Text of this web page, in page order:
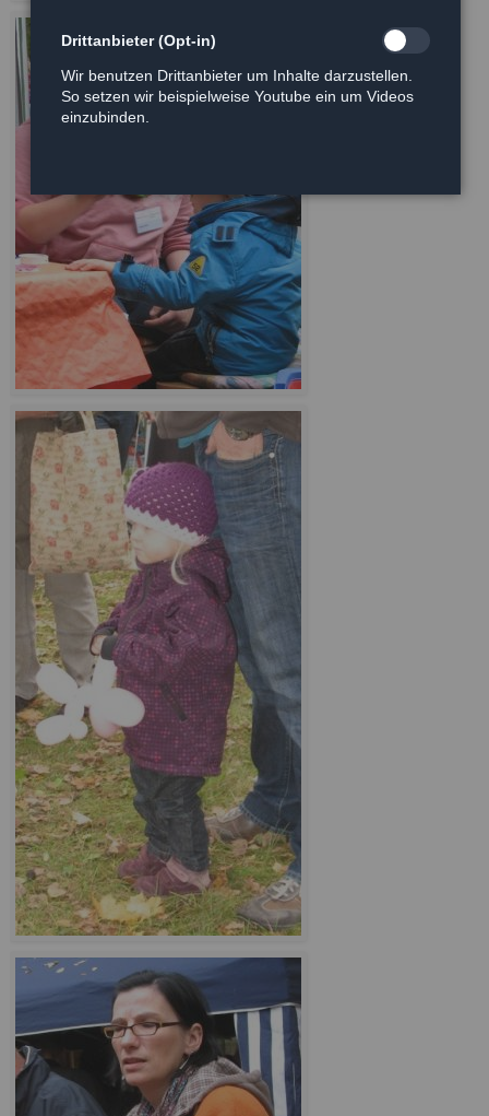
Drittanbieter (Opt-in)
Wir benutzen Drittanbieter um Inhalte darzustellen.
So setzen wir beispielweise Youtube ein um Videos
einzubinden.